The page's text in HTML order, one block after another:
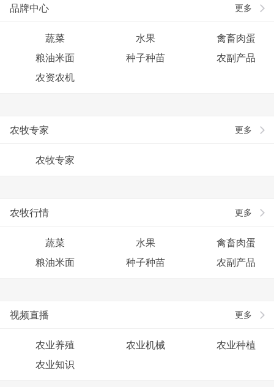
更多
品牌中心
蔬菜 水果
禽畜肉蛋
粮油米面
种子种苗
农副产品
农资农机
更多
农牧专家
农牧专家
更多
农牧行情
蔬菜 水果
禽畜肉蛋
粮油米面
种子种苗 农副产品
更多
视频直播
农业养殖 农业机械
农业种植
农业知识